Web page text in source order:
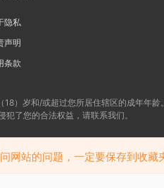
隐私
声明
条款
）岁和/或超过您所居住辖区的成年年龄
了您的合法权益，请联系我们。
网站的问题，一定要保存到收藏